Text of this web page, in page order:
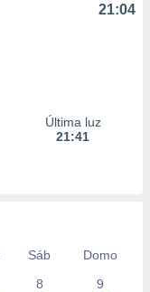
21:04
Última luz
21:41
Sáb
Domo
8 9